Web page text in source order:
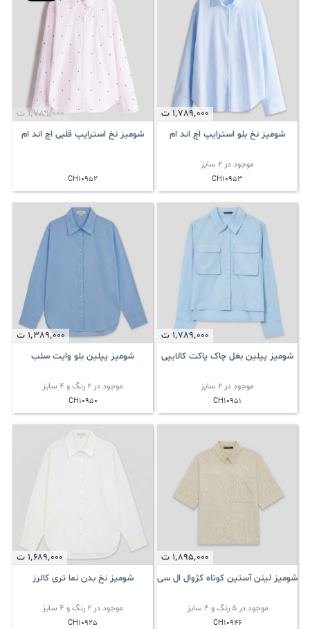
1٬789٬000 ت
شومیز نخ بلو استرایپ اچ اند ام
موجود در 2 سایز
CH10953
1٬789٬000 ت
شومیز نخ استرایپ قلبی اچ اند ام
CH10952
1٬789٬000 ت
شومیز پپلین بغل چاک پاکت کالایپی
موجود در 2 سایز
CH10951
1٬389٬000 ت
شومیز پپلین بلو وایت سلب
موجود در 2 رنگ و 4 سایز
CH10950
1٬895٬000 ت
شومیز لینن آستین کوتاه کژوال ال سی
موجود در 5 رنگ و 4 سایز
CH10946
1٬689٬000 ت
شومیز نخ بدن نما تری کالرز
موجود در 2 رنگ و 4 سایز
CH10925